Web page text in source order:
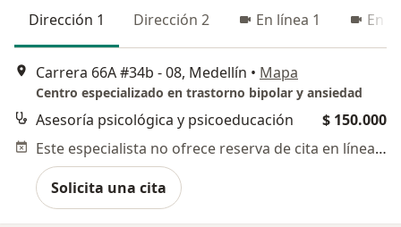
Dirección 1 Dirección 2 En línea 1 En
Carrera 66A #34b - 08, Medellín • Mapa
Centro especializado en trastorno bipolar y ansiedad
Asesoría psicológica y psicoeducación
$ 150.000
Este especialista no ofrece reserva de cita en línea en esta dirección.
Solicita una cita